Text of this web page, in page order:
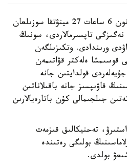
دجەسسيكا مەير مەن انيل مەنون 6 ساعات 27 مينۋتقا سوزىلعان
نەگىزگى تاپسىرمالاردى، سونىڭ
ورىندادى. وتكىزىلگەن
قوسىمشا ەلەكتر قۋاتىمەن
قولدايتىن جانە
قاۋىپسىز جانە باقىلاناتىن
جىلجىمالى كۇن باتارەيالارىن
تەحنيكالىق قىزمەت
بولىگى رەتىندە